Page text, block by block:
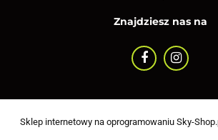
Znajdziesz nas na
Sklep internetowy na oprogramowaniu Sky-